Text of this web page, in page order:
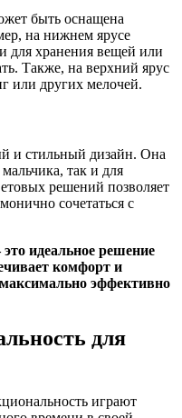
быть оснащена
на нижнем ярусе
хранения вещей или
Также, на верхний ярус
или других мелочей.
и стильный дизайн. Она
так и для
решений позволяет
сочетаться с
идеальное решение
комфорт и
максимально эффективно
для
играют